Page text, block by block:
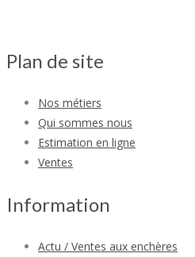
Plan de site
Nos métiers
Qui sommes nous
Estimation en ligne
Ventes
Information
Actu / Ventes aux enchères